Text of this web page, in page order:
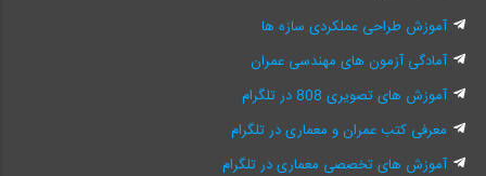
آموزش طراحی عملکردی سازه ها
آمادگی آزمون های مهندسی عمران
آموزش های تصویری 808 در تلگرام
معرفی کتب عمران و معماری در تلگرام
آموزش های تخصصی معماری در تلگرام